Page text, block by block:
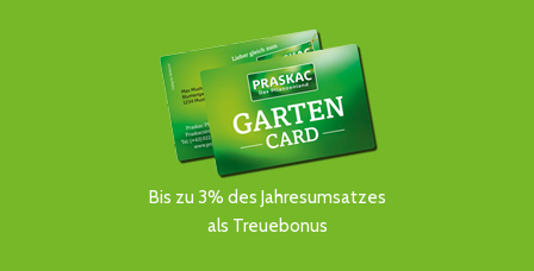
Bis zu 3% des Jahresumsatzes
als Treuebonus